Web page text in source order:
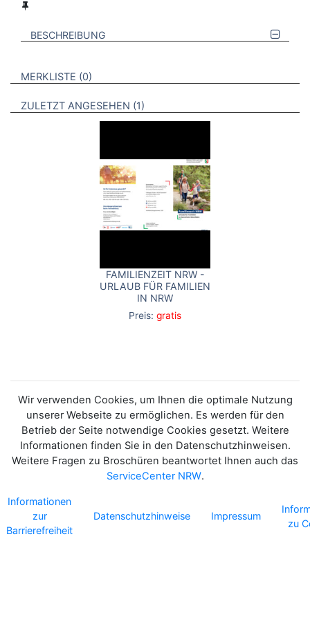
BESCHREIBUNG
VERWEISE AUF VERMERKTE- ODER ZULETZT ANGESEHENE
MERKLISTE 0 BROSCHÜREN
ZULETZT ANGESEHEN 1 BROSCHÜREN
FAMILIENZEIT NRW -
URLAUB FÜR FAMILIEN
IN NRW
Preis: gratis
Wir verwenden Cookies, um Ihnen die optimale Nutzung
unserer Webseite zu ermöglichen. Es werden für den
Betrieb der Seite notwendige Cookies gesetzt. Weitere
Informationen finden Sie in den Datenschutzhinweisen.
Weitere Fragen zu Broschüren beantwortet Ihnen auch das
ServiceCenter NRW.
Informationen
zur
Barrierefreiheit
Datenschutzhinweise Impressum
zu